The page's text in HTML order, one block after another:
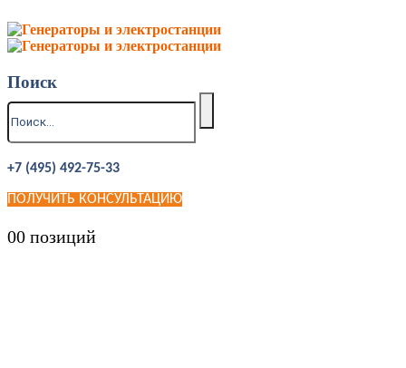
Поиск
+7 (495) 492-75-33
ПОЛУЧИТЬ КОНСУЛЬТАЦИЮ
00 позиций